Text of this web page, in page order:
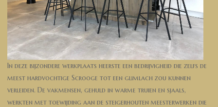
In deze bijzondere werkplaats heerste een bedrijvigheid die zelfs de
meest hardvochtige Scrooge tot een glimlach zou kunnen
verleiden. De vakmensen, gehuld in warme truien en sjaals,
werkten met toewijding aan de steigerhouten meesterwerken die